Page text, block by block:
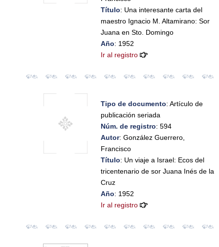
Título: Una interesante carta del
maestro Ignacio M. Altamirano: Sor
Juana en Sto. Domingo
Año: 1952
Ir al registro
Tipo de documento: Artículo de
publicación seriada
Núm. de registro: 594
Autor: González Guerrero,
Francisco
Título: Un viaje a Israel: Ecos del
tricentenario de sor Juana Inés de la
Cruz
Año: 1952
Ir al registro